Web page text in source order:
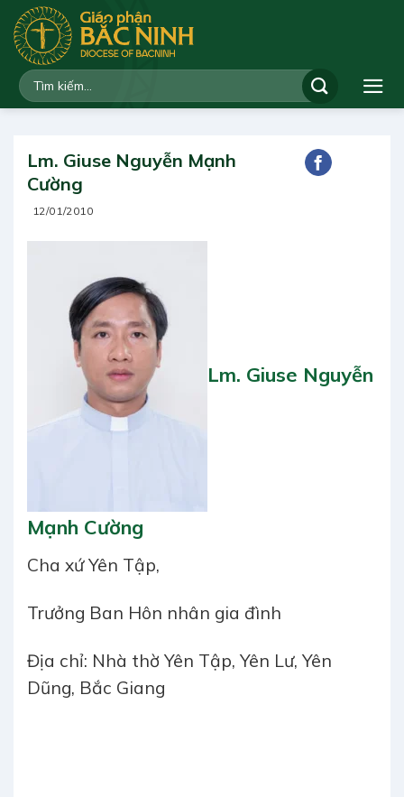
qua
dung
Lm. Giuse Nguyễn Mạnh
Cường
12/01/2010
Lm. Giuse Nguyễn
Mạnh Cường
Cha xứ Yên Tập,
Trưởng Ban Hôn nhân gia đình
Địa chỉ: Nhà thờ Yên Tập, Yên Lư, Yên
Dũng, Bắc Giang